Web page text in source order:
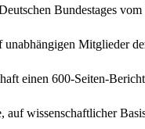
Bundestages
unabhängigen Mitglieder
einen 600-Seiten-
auf wissenschaftlicher